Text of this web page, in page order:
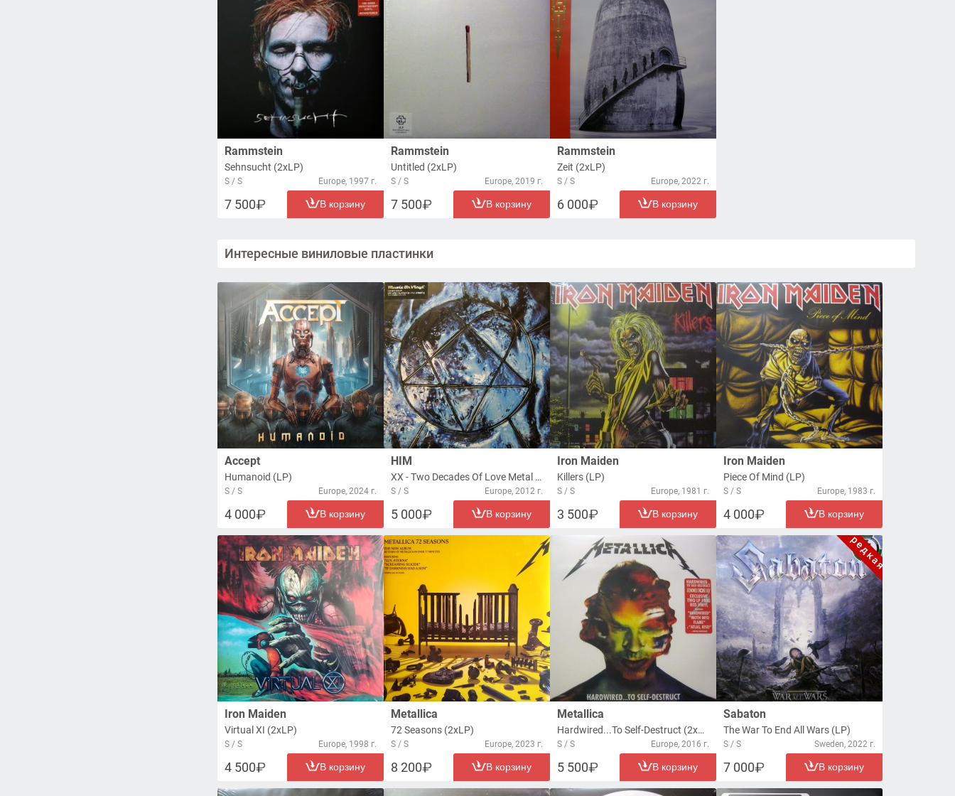
Rammstein
Sehnsucht (2xLP)
S / S Europe, 1997 г.
7 500 В корзину
Rammstein
Untitled (2xLP)
S / S Europe, 2019 г.
7 500 В корзину
Rammstein
Zeit (2xLP)
S / S Europe, 2022 г.
6 000 В корзину
Интересные виниловые пластинки
Accept
Humanoid (LP)
S / S Europe, 2024 г.
4 000 В корзину
HIM
XX - Two Decades Of Love Metal (2xLP)
S / S Europe, 2012 г.
5 000 В корзину
Iron Maiden
Killers (LP)
S / S Europe, 1981 г.
3 500 В корзину
Iron Maiden
Piece Of Mind (LP)
S / S Europe, 1983 г.
4 000 В корзину
Iron Maiden
Virtual XI (2xLP)
S / S Europe, 1998 г.
4 500 В корзину
Metallica
72 Seasons (2xLP)
S / S Europe, 2023 г.
8 200 В корзину
Metallica
Hardwired...To Self-Destruct (2xLP)
S / S Europe, 2016 г.
5 500 В корзину
Sabaton
The War To End All Wars (LP)
S / S Sweden, 2022 г.
7 000 В корзину